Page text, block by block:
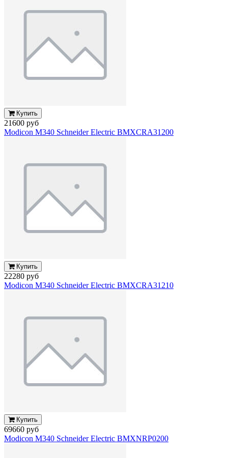
Купить
21600 руб
Modicon M340 Schneider Electric BMXCRA31200
Купить
22280 руб
Modicon M340 Schneider Electric BMXCRA31210
Купить
69660 руб
Modicon M340 Schneider Electric BMXNRP0200